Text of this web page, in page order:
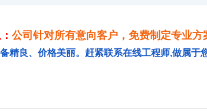
公司针对所有意向客户，免费制定专业方
精良、价格美丽。赶紧联系在线工程师,做属于